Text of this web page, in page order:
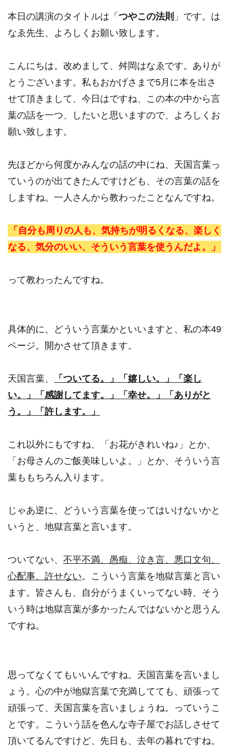
本日の講演のタイトルは「 つやこの法則 」です。は
なゑ先生、よろしくお願い致します。
こんにちは。改めまして、舛岡はなゑです。ありが
とうございます。私もおかげさまで5月に本を出さ
せて頂きまして、今日はですね、この本の中から言
葉の話を一つ、したいと思いますので、よろしくお
願い致します。
先ほどから何度かみんなの話の中にね、天国言葉っ
ていうのが出てきたんですけども、その言葉の話を
しますね。一人さんから教わったことなんですね。
「自分も周りの人も、気持ちが明るくなる、楽しく
なる、気分のいい、そういう言葉を使うんだよ。」
って教わったんですね。
具体的に、どういう言葉かといいますと、私の本49
ページ。開かさせて頂きます。
天国言葉、
「ついてる。」「嬉しい。」「楽し
い。」「感謝してます。」「幸せ。」「ありがと
う。」「許します。」
これ以外にもですね、「お花がきれいね♪」とか、
「お母さんのご飯美味しいよ。」とか、そういう言
葉ももちろん入ります。
じゃあ逆に、どういう言葉を使ってはいけないかと
いうと、地獄言葉と言います。
ついてない、 不平不満、愚痴、泣き言、悪口文句、
心配事、許せない。こういう言葉を地獄言葉と言い
ます。皆さんも、自分がうまくいってない時、そう
いう時は地獄言葉が多かったんではないかと思うん
ですね。
思ってなくてもいいんですね。天国言葉を言いまし
ょう。心の中が地獄言葉で充満してても、頑張って
頑張って、天国言葉を言いましょうね。っていうこ
とです。こういう話を色んな寺子屋でお話しさせて
頂いてるんですけど、先日も、去年の暮れですね。